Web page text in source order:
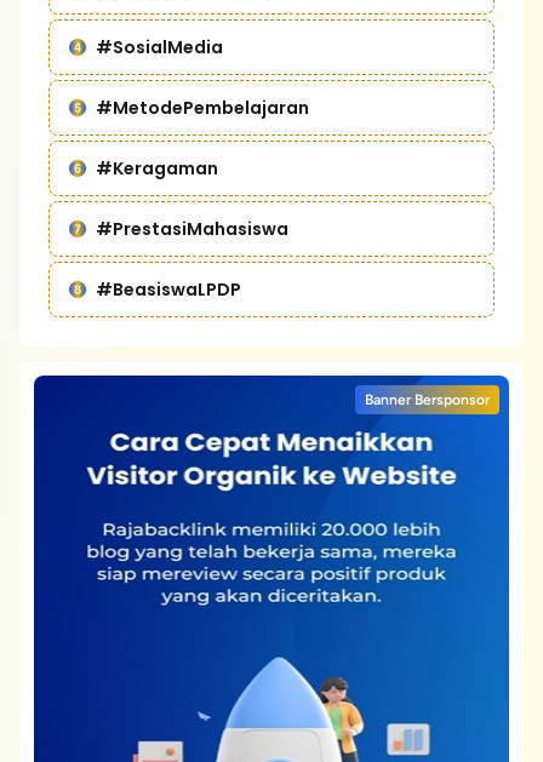
#SosialMedia
#MetodePembelajaran
#Keragaman
#PrestasiMahasiswa
#BeasiswaLPDP
Banner Bersponsor